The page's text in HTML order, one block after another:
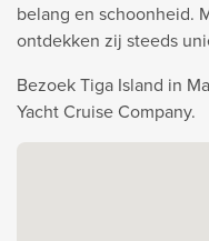
belang en schoonheid.
ontdekken zij steeds
Bezoek Tiga Island in
Yacht Cruise Company.